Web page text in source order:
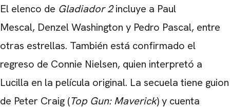
El elenco de Gladiador 2incluye a Paul
Mescal, Denzel Washington y Pedro Pascal, entre
otras estrellas. También está confirmado el
regreso de Connie Nielsen, quien interpretó a
Lucilla en la película original. La secuela tiene guion
de Peter Craig (Top Gun: Maverick) y cuenta